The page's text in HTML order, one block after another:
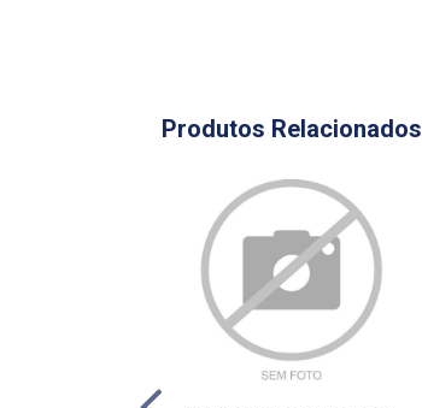
Produtos Relacionados